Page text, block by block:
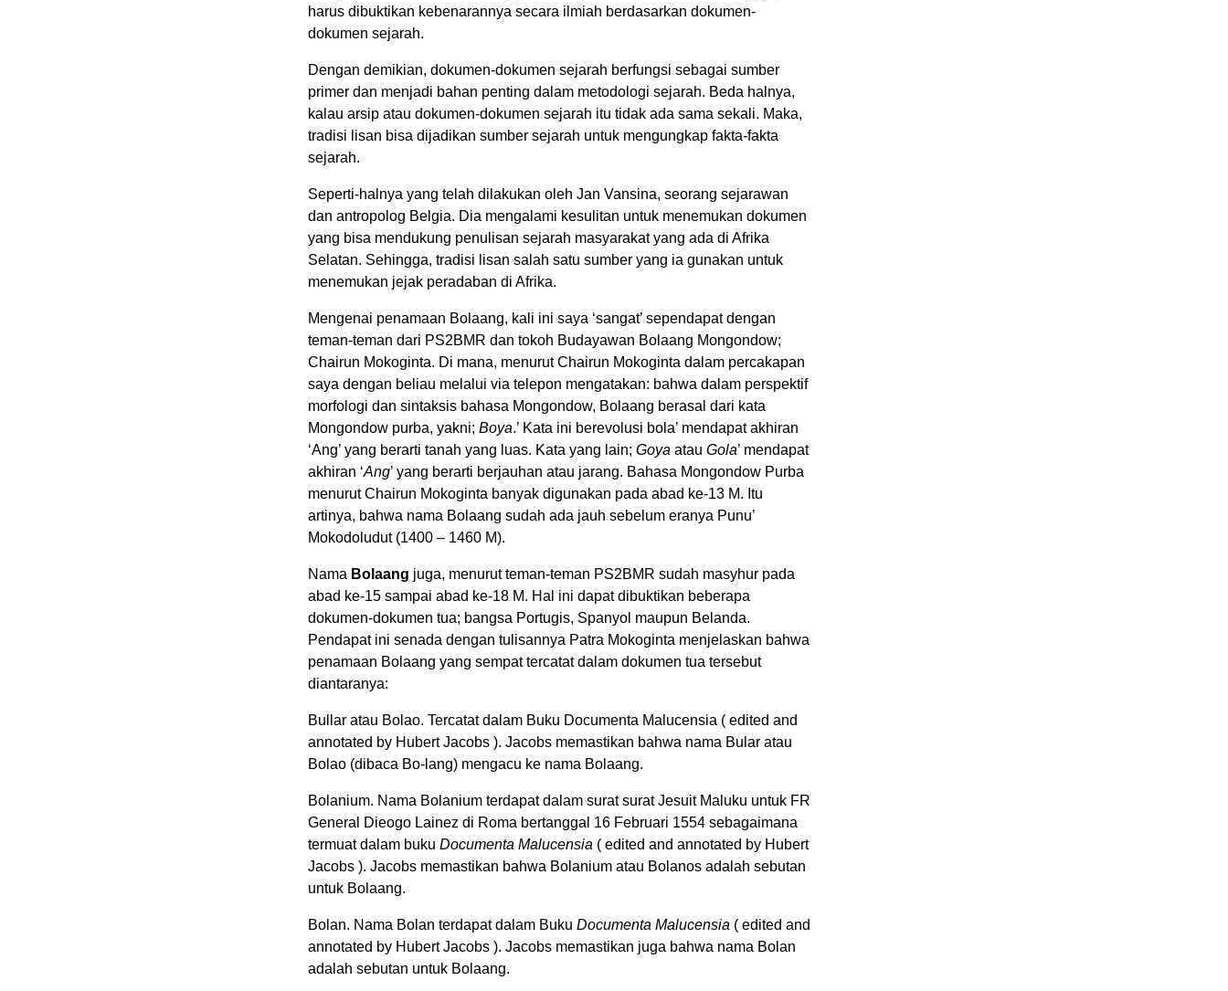
harus dibuktikan kebenarannya secara ilmiah berdasarkan dokumen-
dokumen sejarah.
Dengan demikian, dokumen-dokumen sejarah berfungsi sebagai sumber
primer dan menjadi bahan penting dalam metodologi sejarah. Beda halnya,
kalau arsip atau dokumen-dokumen sejarah itu tidak ada sama sekali. Maka,
tradisi lisan bisa dijadikan sumber sejarah untuk mengungkap fakta-fakta
sejarah.
Seperti-halnya yang telah dilakukan oleh Jan Vansina, seorang sejarawan
dan antropolog Belgia. Dia mengalami kesulitan untuk menemukan dokumen
yang bisa mendukung penulisan sejarah masyarakat yang ada di Afrika
Selatan. Sehingga, tradisi lisan salah satu sumber yang ia gunakan untuk
menemukan jejak peradaban di Afrika.
Mengenai penamaan Bolaang, kali ini saya ‘sangat’ sependapat dengan
teman-teman dari PS2BMR dan tokoh Budayawan Bolaang Mongondow;
Chairun Mokoginta. Di mana, menurut Chairun Mokoginta dalam percakapan
saya dengan beliau melalui via telepon mengatakan: bahwa dalam perspektif
morfologi dan sintaksis bahasa Mongondow, Bolaang berasal dari kata
Mongondow purba, yakni; Boya.’ Kata ini berevolusi bola’ mendapat akhiran
‘Ang’ yang berarti tanah yang luas. Kata yang lain; Goya atau Gola’ mendapat
akhiran ‘Ang’ yang berarti berjauhan atau jarang. Bahasa Mongondow Purba
menurut Chairun Mokoginta banyak digunakan pada abad ke-13 M. Itu
artinya, bahwa nama Bolaang sudah ada jauh sebelum eranya Punu’
Mokodoludut (1400 – 1460 M).
Nama Bolaang juga, menurut teman-teman PS2BMR sudah masyhur pada
abad ke-15 sampai abad ke-18 M. Hal ini dapat dibuktikan beberapa
dokumen-dokumen tua; bangsa Portugis, Spanyol maupun Belanda.
Pendapat ini senada dengan tulisannya Patra Mokoginta menjelaskan bahwa
penamaan Bolaang yang sempat tercatat dalam dokumen tua tersebut
diantaranya:
Bullar atau Bolao. Tercatat dalam Buku Documenta Malucensia ( edited and
annotated by Hubert Jacobs ). Jacobs memastikan bahwa nama Bular atau
Bolao (dibaca Bo-lang) mengacu ke nama Bolaang.
Bolanium. Nama Bolanium terdapat dalam surat surat Jesuit Maluku untuk FR
General Dieogo Lainez di Roma bertanggal 16 Februari 1554 sebagaimana
termuat dalam buku Documenta Malucensia ( edited and annotated by Hubert
Jacobs ). Jacobs memastikan bahwa Bolanium atau Bolanos adalah sebutan
untuk Bolaang.
Bolan. Nama Bolan terdapat dalam Buku Documenta Malucensia ( edited and
annotated by Hubert Jacobs ). Jacobs memastikan juga bahwa nama Bolan
adalah sebutan untuk Bolaang.